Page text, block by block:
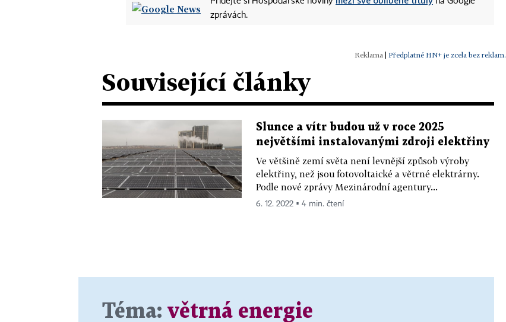
zprávách.
| Předplatné HN+ je zcela bez reklam.
Související články
Slunce a vítr budou už v roce 2025
největšími instalovanými zdroji elektřiny
Ve většině zemí světa není levnější způsob výroby
elektřiny, než jsou fotovoltaické a větrné elektrárny.
Podle nové zprávy Mezinárodní agentury...
6. 12. 2022 ▪ 4 min. čtení
Téma: větrná energie